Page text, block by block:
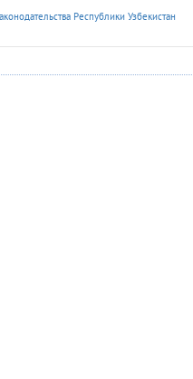
Республики Узбекистан